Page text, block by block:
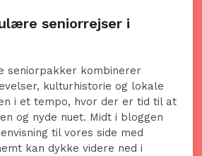
seniorrejser i
seniorpakker kombinerer
kulturhistorie og lokale
i et tempo, hvor der er tid til at
og nyde nuet. Midt i bloggen
til vores side med
kan dykke videre ned i